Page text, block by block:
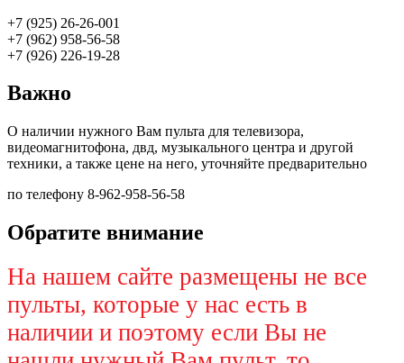
+7 (925) 26-26-001
+7 (962) 958-56-58
+7 (926) 226-19-28
Важно
О наличии нужного Вам пульта для телевизора,
видеомагнитофона, двд, музыкального центра и другой
техники, а также цене на него, уточняйте предварительно
по телефону 8-962-958-56-58
Обратите внимание
На нашем сайте размещены не все
пульты, которые у нас есть в
наличии и поэтому если Вы не